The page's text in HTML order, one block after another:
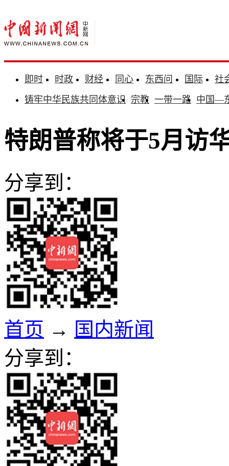
即时 时政 财经 同心 东西问 国际
社
铸牢中华民族共同体意识 宗教 一带一路 中国—
特朗普称将于5月访
分享到：
首页 → 国内新闻
分享到：